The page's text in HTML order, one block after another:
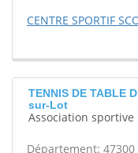
CENTRE SPORTIF
TENNIS DE TABLE
sur-Lot
Association sportive
Département: 47300